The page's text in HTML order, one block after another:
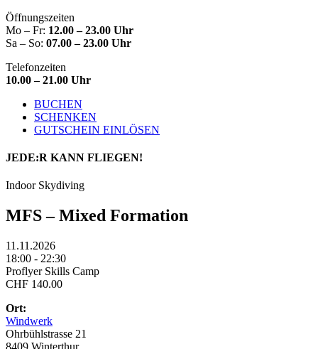
Öffnungszeiten
Mo – Fr: 12.00 – 23.00 Uhr
Sa – So: 07.00 – 23.00 Uhr
Telefonzeiten
10.00 – 21.00 Uhr
BUCHEN
SCHENKEN
GUTSCHEIN EINLÖSEN
JEDE:R KANN FLIEGEN!
Indoor Skydiving
MFS – Mixed Formation
11.11.2026
18:00 - 22:30
Proflyer Skills Camp
CHF 140.00
Ort:
Windwerk
Ohrbühlstrasse 21